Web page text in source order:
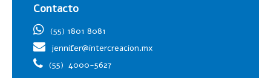
Contacto
(55) 1801 8081
jennifer@intercreacion.mx
(55) 4000-5627